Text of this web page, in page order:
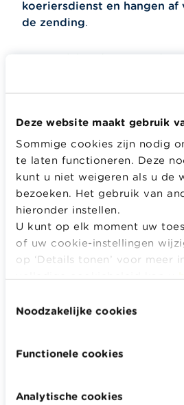
Deze website maakt gebruik
Sommige cookies zijn nodig
te laten functioneren. Deze
kunt u niet weigeren als u de
bezoeken. Het gebruik van
hieronder instellen.
U kunt op elk moment uw
of uw cookie-instellingen
op ‘Details tonen’ voor meer
Noodzakelijke cookies
Functionele cookies
Analytische cookies
koeriersdienst en hangen af
de zending.
Hoeveel bedragen de
We gebruiken als voorbeeld de
zal afhangen van de
Reken even mee …
Gelievemarketingcookies
om deze inhoud te
JE HEBT IN EEN